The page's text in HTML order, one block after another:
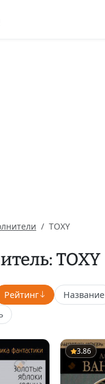
TOXY
TOXY
Рейтинг Название
3.86